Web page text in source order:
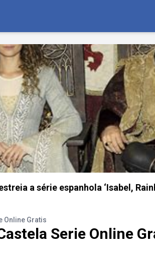
a série espanhola ‘Isabel,
Online Gratis
Serie Online